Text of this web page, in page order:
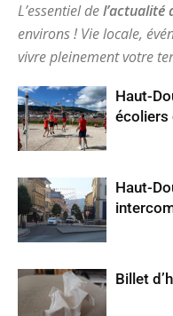
L’essentiel del’actualité
environs ! Vie locale,
vivre pleinement votre
Haut-
écoliers
Haut-
Billet